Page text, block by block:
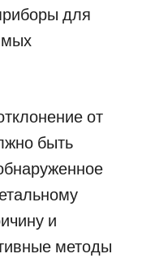
для
от
быть
и
методы